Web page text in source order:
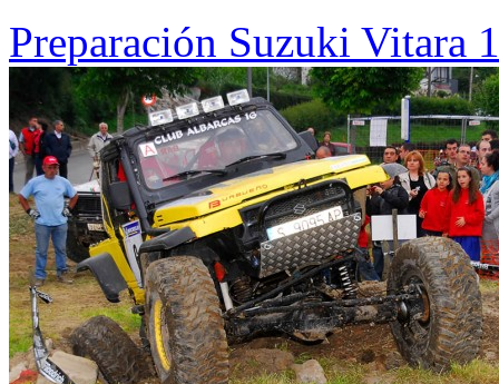
Preparación Suzuki Vitara